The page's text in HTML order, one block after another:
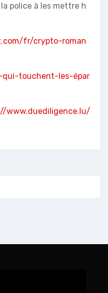
police à les mettre h
fr/crypto-roman
qui-touchent-les-épar
www.duediligence.lu/